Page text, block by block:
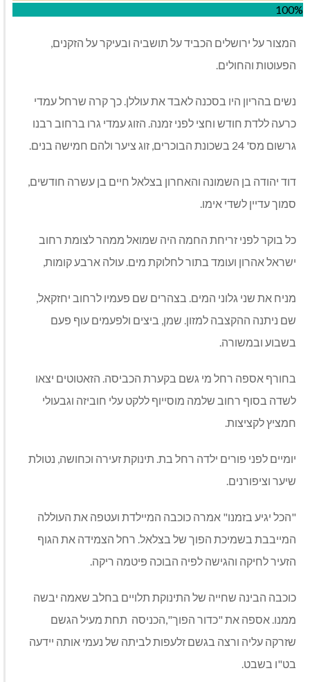
100%
המצור על ירושלים הכביד על תושביה ובעיקר על הזקנים,
הפעוטות והחולים.
נשים בהריון היו בסכנה לאבד את עוללן. כך קרה שרחל עמדי
כרעה ללדת חודש וחצי לפני זמנה. הזוג עמדי גרו ברחוב רבנו
גרשום מס' 24 בשכונת הבוכרים, זוג ציער ולהם חמישה בנים.
דוד יהודה בן השמונה והאחרון בצלאל חיים בן עשרה חודשים,
סמוך עדיין לשדי אימו.
כל בוקר לפני זריחת החמה היה שמואל ממהר לצומת רחוב
ישראל אהרון ועומד בתור לחלוקת מים. עולה ארבע קומות,
מניח את שני גלוני המים. בצהרים שם פעמיו לרחוב יחזקאל,
שם ניתנה ההקצבה למזון. שמן, ביצים ולפעמים עוף פעם
בשבוע ובמשורה.
בחורף אספה רחל מי גשם בקערת הכביסה. הזאטוטים יצאו
לשדה בסוף רחוב שלמה מוסייוף ללקט עלי חוביזה וגבעולי
חמציץ לקציצות.
יומיים לפני פורים ילדה רחל בת. תינוקת זעירה וכחושה, נטולת
שיער וציפורנים.
"הכל יגיע בזמנו" אמרה כוכבה המיילדת ועטפה את העוללה
המייבבת בשמיכת הפוך של בצלאל. רחל הצמידה את הגוף
הזעיר לחיקה והגישה לפיה הבוכה פיטמה ריקה.
כוכבה הבינה שחייה של התינוקת תלויים בחלב שאמה יבשה
ממנו. אספה את "כדור הפוך",הכניסה תחת מעיל הגשם
שזרקה עליה ורצה בגשם זלעפות לביתה של נעמי אותה יידעה
בט"ו בשבט.